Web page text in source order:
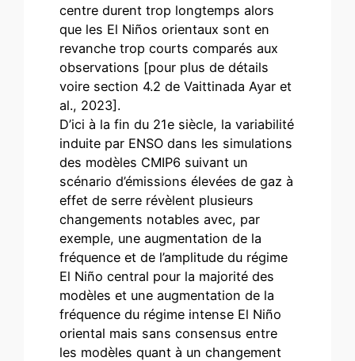
centre durent trop longtemps alors
que les El Niños orientaux sont en
revanche trop courts comparés aux
observations [pour plus de détails
voire section 4.2 de Vaittinada Ayar et
al., 2023].
D’ici à la fin du 21e siècle, la variabilité
induite par ENSO dans les simulations
des modèles CMIP6 suivant un
scénario d’émissions élevées de gaz à
effet de serre révèlent plusieurs
changements notables avec, par
exemple, une augmentation de la
fréquence et de l’amplitude du régime
El Niño central pour la majorité des
modèles et une augmentation de la
fréquence du régime intense El Niño
oriental mais sans consensus entre
les modèles quant à un changement